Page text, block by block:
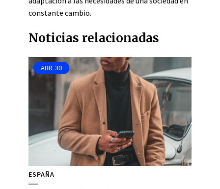
constante cambio.
Noticias relacionadas
ABR 30
ESPAÑA